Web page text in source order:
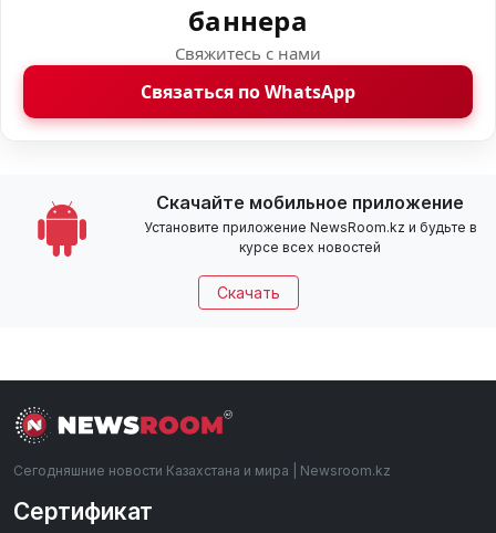
баннера
Свяжитесь с нами
Связаться по WhatsApp
Скачайте мобильное приложение
Установите приложение NewsRoom.kz и будьте в
курсе всех новостей
Скачать
Сегодняшние новости Казахстана и мира | Newsroom.kz
Сертификат